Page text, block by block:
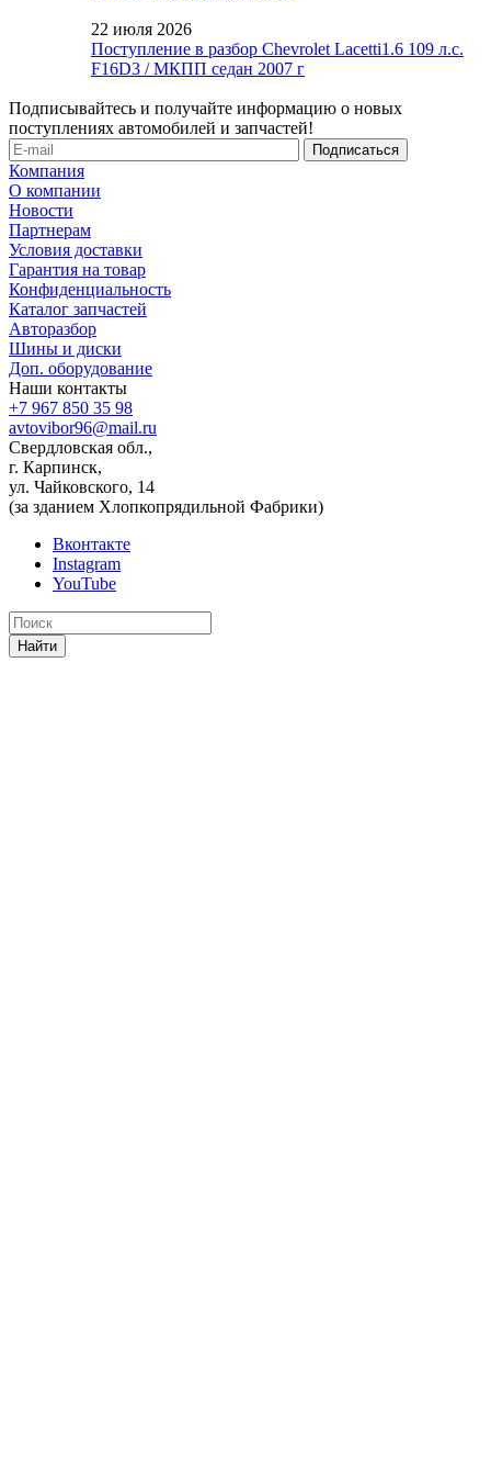
22 июля 2026
Поступление в разбор Chevrolet Lacetti1.6 109 л.с.
F16D3 / МКПП седан 2007 г
Подписывайтесь и получайте информацию о новых
поступлениях автомобилей и запчастей!
Компания
О компании
Новости
Партнерам
Условия доставки
Гарантия на товар
Конфиденциальность
Каталог запчастей
Авторазбор
Шины и диски
Доп. оборудование
Наши контакты
+7 967 850 35 98
avtovibor96@mail.ru
Свердловская обл.,
г. Карпинск,
ул. Чайковского, 14
(за зданием Хлопкопрядильной Фабрики)
Вконтакте
Instagram
YouTube
Найти